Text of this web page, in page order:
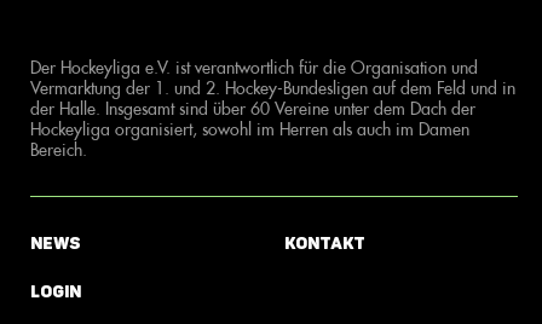
Der Hockeyliga e.V. ist verantwortlich für die Organisation und
Vermarktung der 1. und 2. Hockey-Bundesligen auf dem Feld und in
der Halle. Insgesamt sind über 60 Vereine unter dem Dach der
Hockeyliga organisiert, sowohl im Herren als auch im Damen
Bereich.
News
Login
Kontakt